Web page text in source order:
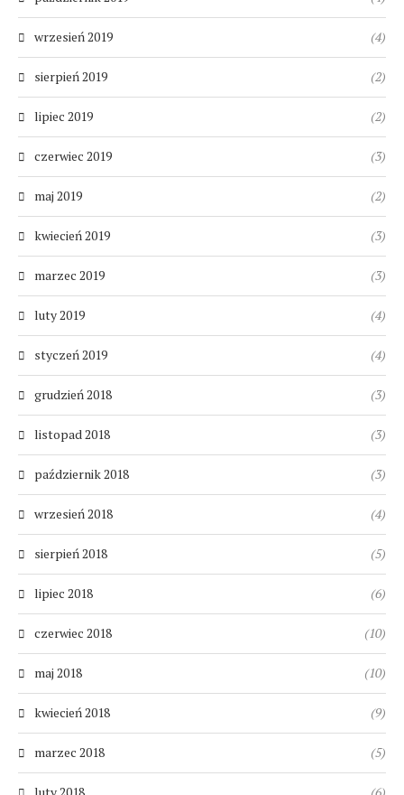
wrzesień 2019 (4)
sierpień 2019 (2)
lipiec 2019 (2)
czerwiec 2019 (3)
maj 2019 (2)
kwiecień 2019 (3)
marzec 2019 (3)
luty 2019 (4)
styczeń 2019 (4)
grudzień 2018 (3)
listopad 2018 (3)
październik 2018 (3)
wrzesień 2018 (4)
sierpień 2018 (5)
lipiec 2018 (6)
czerwiec 2018 (10)
maj 2018 (10)
kwiecień 2018 (9)
marzec 2018 (5)
luty 2018 (6)